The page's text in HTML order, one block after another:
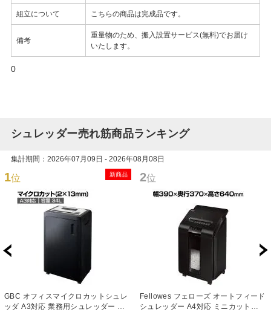
組立について こちらの商品は完成品です。
備考
重量物のため、搬入設置サービス(無料)でお届け
いたします。
0
シュレッダー売れ筋商品ランキング
集計期間：2026年07月09日 - 2026年08月08日
1位 新商品
GBC オフィスマイクロカットシュレ
ッダ A3対応 業務用シュレッダー 静
2位
Fellowes フェローズ オートフィード
シュレッダー A4対応 ミニカット